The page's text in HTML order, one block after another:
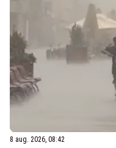
8 aug. 2026, 08:42